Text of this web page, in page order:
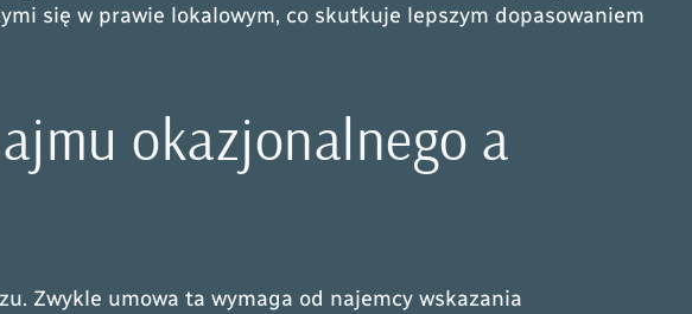
się w prawie lokalowym, co skutkuje lepszym dopasowaniem
okazjonalnego a
. Zwykle umowa ta wymaga od najemcy wskazania